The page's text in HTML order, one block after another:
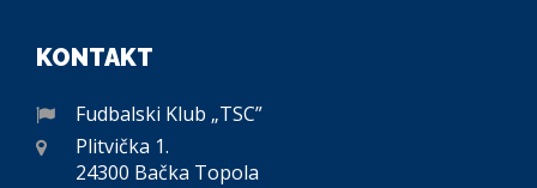
KONTAKT
Fudbalski Klub „TSC”
Plitvička 1.
24300 Bačka Topola